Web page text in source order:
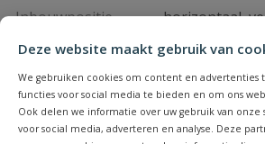
Deze website maakt gebruik van
We gebruiken cookies om content en advertenties
functies voor social media te bieden en om ons
Ook delen we informatie over uw gebruik van
voor social media, adverteren en analyse. Deze
Inbouwpositie horizontaal,
MID
Materiaal gietijzer